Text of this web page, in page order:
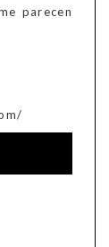
parecen